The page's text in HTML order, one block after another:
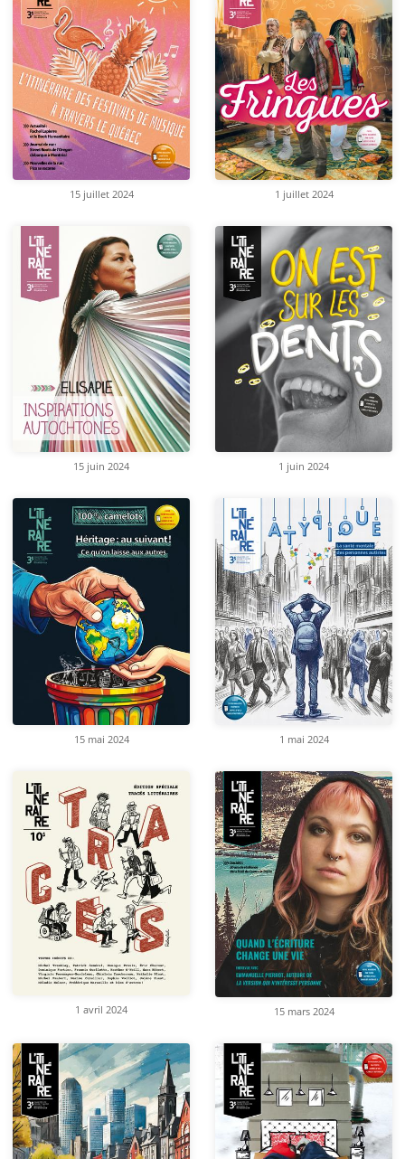
15 juillet 2024 1 juillet 2024
15 juin 2024 1 juin 2024
15 mai 2024 1 mai 2024
1 avril 2024 15 mars 2024